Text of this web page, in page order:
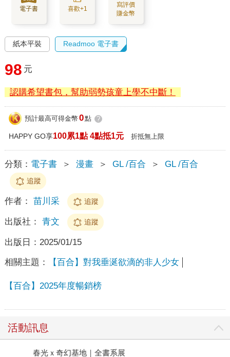
電子書 喜歡+1
寫評價
賺金幣
紙本平裝 Readmoo 電子書
98 元
認購希望書包，幫助弱勢孩童上學不中斷！
預計最高可得金幣 0點 ?
HAPPY GO享100累1點 4點抵1元 折抵無上限
分類： 電子書 ＞ 漫畫 ＞ GL /百合 ＞ GL /百合
追蹤
作者： 苗川采 追蹤
出版社： 青文 追蹤
出版日： 2025/01/15
相關主題： 【百合】對我垂涎欲滴的非人少女
【百合】2025年度暢銷榜
活動訊息
春光ｘ奇幻基地｜全書系展